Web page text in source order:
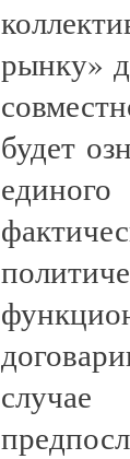
рынку»
будет